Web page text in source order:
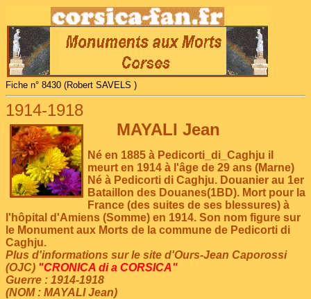
Fiche n° 8430 (Robert SAVELS )
1914-1918
MAYALI Jean
Né en 1885 à Pedicorti_di_Caghju il
meurt en 1914 à l'âge de 29 ans (Marne)
Né à Pedicorti di Caghju. Douanier au 1er
Bataillon des Douanes(1BD). Mort pour la
France (des suites de ses blessures) à
l'hôpital d'Amiens (Somme) en 1914. Son nom figure sur
le Monument aux Morts de la commune de Pedicorti di
Caghju.
Plus d'informations sur le site d'Ours-Jean Caporossi
(OJC) "CRONICA di a CORSICA"
Guerre : 1914-1918
(NOM : MAYALI Jean)